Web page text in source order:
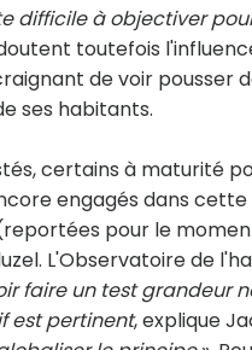
difficile à objectiver
toutefois
de voir pousser
ses habitants.
certains à maturité
engagés dans
pour le
L'Observatoire de
faire un test grandeur
est pertinent, explique